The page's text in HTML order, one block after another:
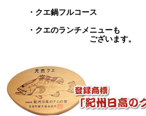
・クエ鍋フルコース
・クエのランチメニューも
ございます。